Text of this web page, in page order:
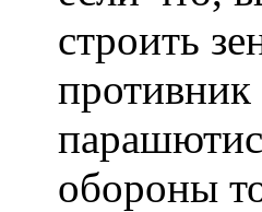
строить
обороны